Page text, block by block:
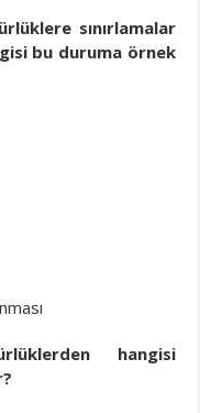
sınırlamalar
bu duruma örnek
hangisi